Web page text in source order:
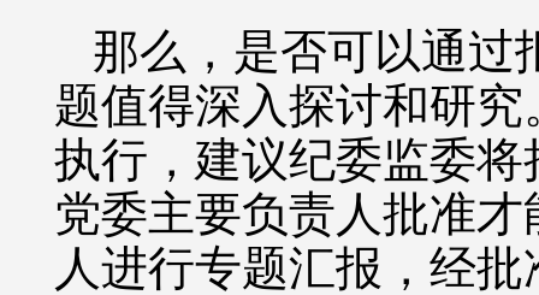
那么，是否可以通过
题值得深入探讨和研
执行，建议纪委监委
党委主要负责人批准
人进行专题汇报，经